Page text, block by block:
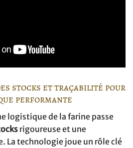
stocks et traçabilité pour
performante
logistique de la farine passe
rigoureuse et une
La technologie joue un rôle clé